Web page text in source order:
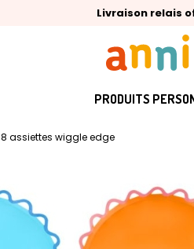
Livraison relais
🥇Palmarès Capital
⭐⭐⭐⭐⭐4,6/5(24
PRODUITS
8 assiettes wiggle edge